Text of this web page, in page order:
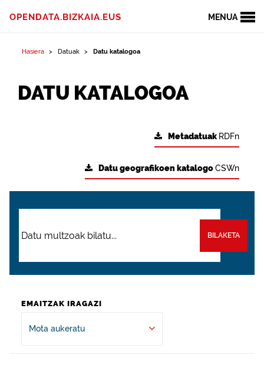
MENUA
OPENDATA.BIZKAIA.EUS
Hasiera Datuak Datu katalogoa
DATU KATALOGOA
Metadatuak RDFn
Datu geografikoen katalogoCSWn
BILAKETA
EMAITZAK IRAGAZI
Mota aukeratu